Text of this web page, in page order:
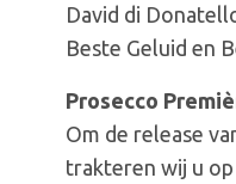
David di
Beste Geluid en
Prosecco
Om de release
trakteren wij u op